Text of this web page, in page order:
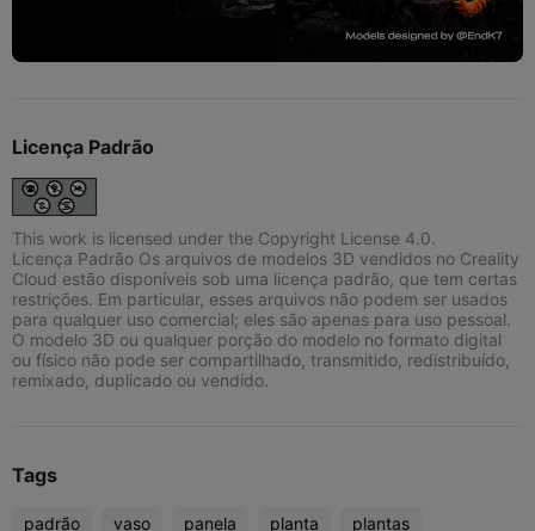
Licença Padrão
This work is licensed under the Copyright License 4.0.
Licença Padrão Os arquivos de modelos 3D vendidos no Creality
Cloud estão disponíveis sob uma licença padrão, que tem certas
restrições. Em particular, esses arquivos não podem ser usados
para qualquer uso comercial; eles são apenas para uso pessoal.
O modelo 3D ou qualquer porção do modelo no formato digital
ou físico não pode ser compartilhado, transmitido, redistribuído,
remixado, duplicado ou vendido.
Tags
padrão vaso panela planta plantas